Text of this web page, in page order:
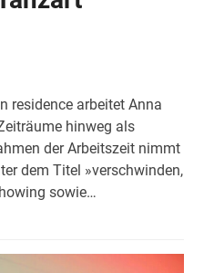
residence arbeitet Anna
hinweg als
der Arbeitszeit nimmt
dem Titel »verschwinden,
sowie…